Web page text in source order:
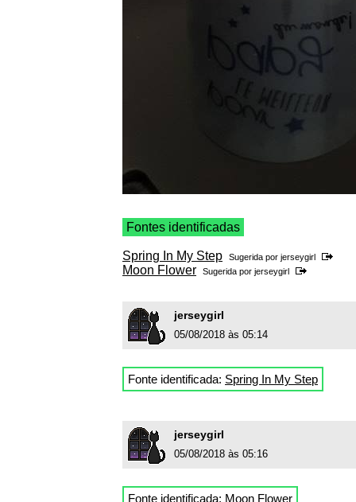
Fontes identificadas
Spring In My Step Sugerida por jerseygirl
Moon Flower Sugerida por jerseygirl
jerseygirl
05/08/2018 às 05:14
Fonte identificada: Spring In My Step
jerseygirl
05/08/2018 às 05:16
Fonte identificada: Moon Flower